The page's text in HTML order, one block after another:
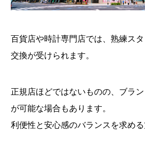
百貨店や時計専門店では、熟練ス
交換が受けられます。
正規店ほどではないものの、ブラ
が可能な場合もあります。
利便性と安心感のバランスを求める